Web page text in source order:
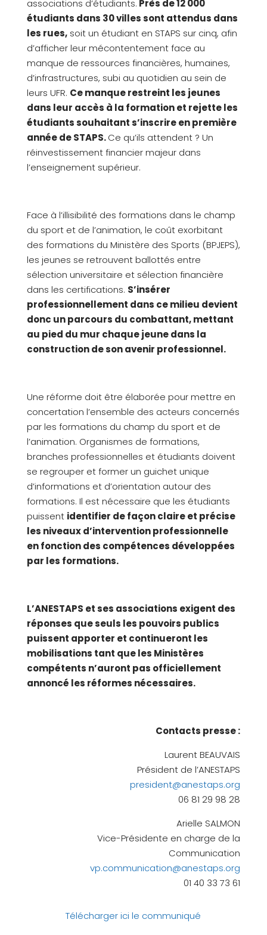
associations d’étudiants. Près de 12 000
étudiants dans 30 villes sont attendus dans
les rues,soit un étudiant en STAPS sur cinq, afin
d’afficher leur mécontentement face au
manque de ressources financières, humaines,
d’infrastructures, subi au quotidien au sein de
leurs UFR. Ce manque restreint les jeunes
dans leur accès à la formation et rejette les
étudiants souhaitant s’inscrire en première
année de STAPS.Ce qu’ils attendent ? Un
réinvestissement financier majeur dans
l’enseignement supérieur.
Face à l’illisibilité des formations dans le champ
du sport et de l’animation, le coût exorbitant
des formations du Ministère des Sports (BPJEPS),
les jeunes se retrouvent ballottés entre
sélection universitaire et sélection financière
dans les certifications. S’insérer
professionnellement dans ce milieu devient
donc un parcours du combattant, mettant
au pied du mur chaque jeune dans la
construction de son avenir professionnel.
Une réforme doit être élaborée pour mettre en
concertation l’ensemble des acteurs concernés
par les formations du champ du sport et de
l’animation. Organismes de formations,
branches professionnelles et étudiants doivent
se regrouper et former un guichet unique
d’informations et d’orientation autour des
formations. Il est nécessaire que les étudiants
puissent identifier de façon claire et précise
les niveaux d’intervention professionnelle
en fonction des compétences développées
par les formations.
L’ANESTAPS et ses associations exigent des
réponses que seuls les pouvoirs publics
puissent apporter et continueront les
mobilisations tant que les Ministères
compétents n’auront pas officiellement
annoncé les réformes nécessaires.
Contacts presse :
Laurent BEAUVAIS
Président de l’ANESTAPS
president@anestaps.org
06 81 29 98 28
Arielle SALMON
Vice-Présidente en charge de la
Communication
vp.communication@anestaps.org
01 40 33 73 61
Télécharger ici le communiqué